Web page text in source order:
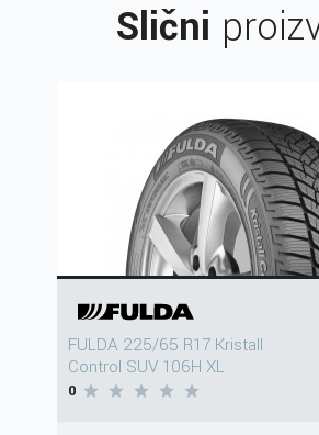
Slični
FULDA 225/65 R17 Kristall
Control SUV 106H XL
0